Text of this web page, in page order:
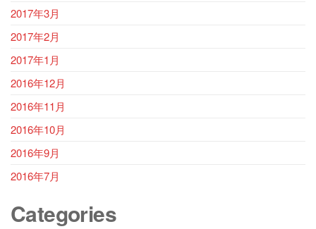
2017年3月
2017年2月
2017年1月
2016年12月
2016年11月
2016年10月
2016年9月
2016年7月
Categories